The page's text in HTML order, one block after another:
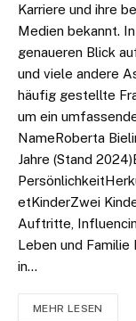
Karriere und ihre
Medien bekannt.
genaueren Blick
und viele andere
häufig gestellte
um ein
NameRoberta
Jahre (Stand
etKinderZwei
Auftritte,
Leben und Familie
in…
MEHR LESEN